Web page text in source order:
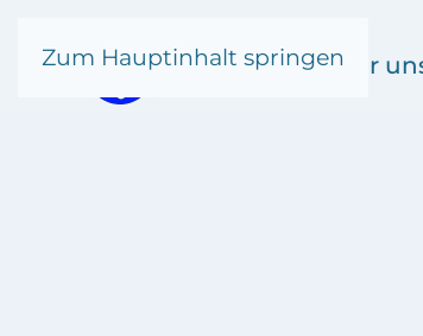
Zum Hauptinhalt springen
Kronsgaard für